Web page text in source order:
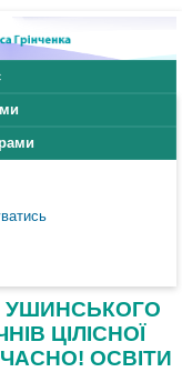
УШИНСЬКОГО
ЦІЛІСНОЇ
ОСВІТИ